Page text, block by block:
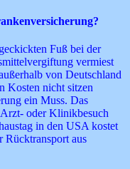
Fuß bei der
vermiest
von Deutschland
Kosten nicht sitzen
ein Muss. Das
oder Klinikbesuch
in den USA kostet
Rücktransport aus